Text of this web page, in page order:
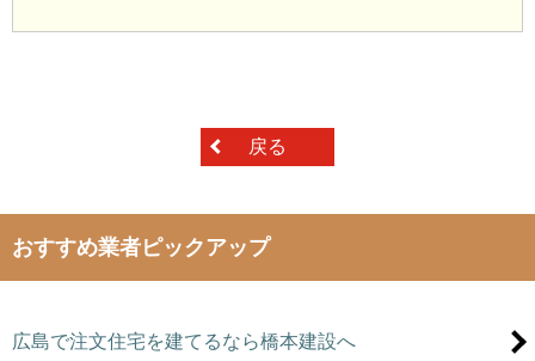
戻る
おすすめ業者ピックアップ
広島で注文住宅を建てるなら橋本建設へ